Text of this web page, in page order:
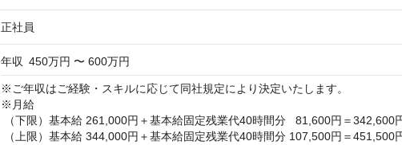
正社員
年収 450万円 〜 600万円
※ご年収はご経験・スキルに応じて同社規定により決定いたします。
※月給